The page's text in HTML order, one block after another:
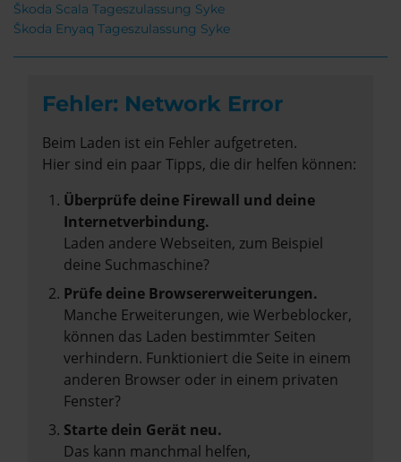
Škoda Scala Tageszulassung Syke
Škoda Enyaq Tageszulassung Syke
Fehler: Network Error
Beim Laden ist ein Fehler aufgetreten.
Hier sind ein paar Tipps, die dir helfen können:
Überprüfe deine Firewall und deine
Internetverbindung.
Laden andere Webseiten, zum Beispiel
deine Suchmaschine?
Prüfe deine Browsererweiterungen.
Manche Erweiterungen, wie Werbeblocker,
können das Laden bestimmter Seiten
verhindern. Funktioniert die Seite in einem
anderen Browser oder in einem privaten
Fenster?
Starte dein Gerät neu.
Das kann manchmal helfen,